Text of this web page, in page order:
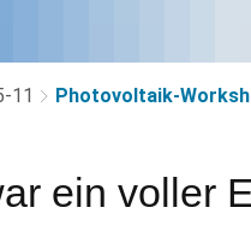
11 Photovoltaik-
ein voller